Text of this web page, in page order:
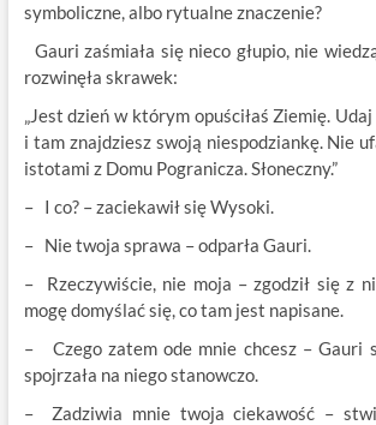
symboliczne, albo rytualne znaczenie?
Gauri zaśmiała się nieco głupio, nie
rozwinęła skrawek:
„Jest dzień w którym opuściłaś Ziemię.
i tam znajdziesz swoją niespodziankę. Nie
istotami z Domu Pogranicza. Słoneczny.”
– I co? – zaciekawił się Wysoki.
– Nie twoja sprawa – odparła Gauri.
– Rzeczywiście, nie moja – zgodził się z
mogę domyślać się, co tam jest napisane.
– Czego zatem ode mnie chcesz – Gauri
spojrzała na niego stanowczo.
– Zadziwia mnie twoja ciekawość –